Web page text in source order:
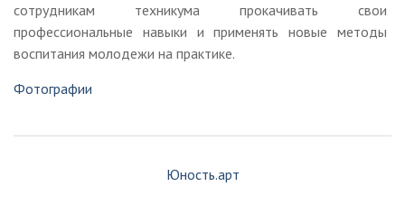
сотрудникам техникума прокачивать свои
профессиональные навыки и применять новые методы
воспитания молодежи на практике.
Фотографии
Юность.арт